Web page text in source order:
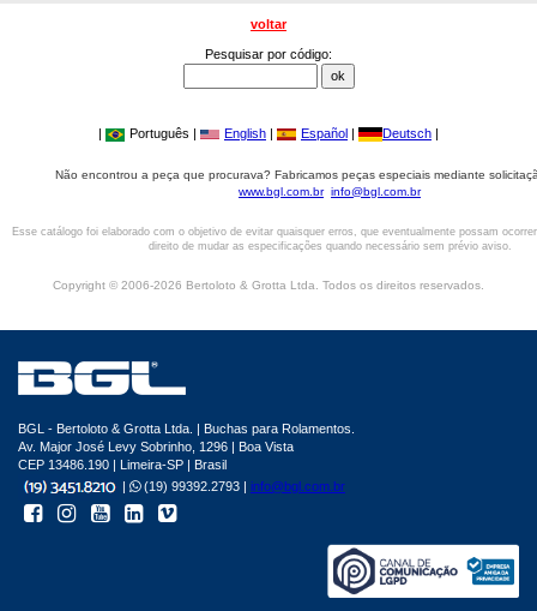
voltar
Pesquisar por código:
| Português | English | Español | Deutsch |
Não encontrou a peça que procurava? Fabricamos peças especiais mediante
www.bgl.com.br info@bgl.com.br
Esse catálogo foi elaborado com o objetivo de evitar quaisquer erros, que eventualmente possam
direito de mudar as especificações quando necessário sem prévio aviso.
Copyright © 2006-2026 Bertoloto & Grotta Ltda. Todos os direitos reservados.
BGL - Bertoloto & Grotta Ltda. | Buchas para Rolamentos.
Av. Major José Levy Sobrinho, 1296 | Boa Vista
CEP 13486.190 | Limeira-SP | Brasil
|
(19) 99392.2793 | info@bgl.com.br